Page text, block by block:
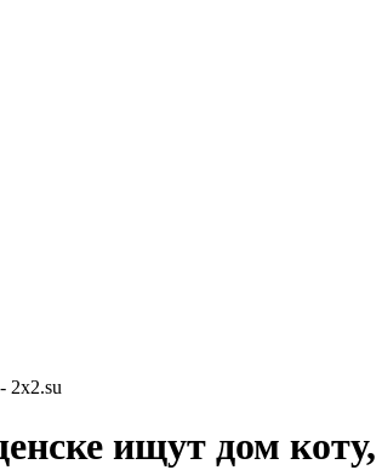
2x2.su
ищут дом